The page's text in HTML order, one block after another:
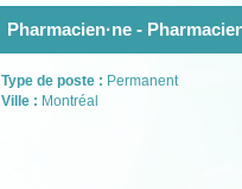
Pharmacien·ne -
Type de poste : Permanent
Ville : Montréal